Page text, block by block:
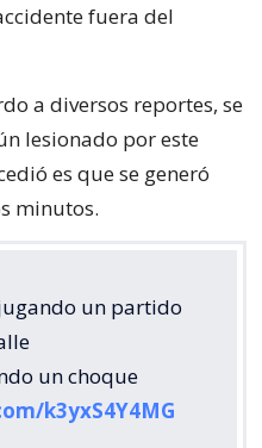
fuera del
a diversos reportes, se
lesionado por este
es que se generó
minutos.
un partido
un choque
k3yxS4Y4MG